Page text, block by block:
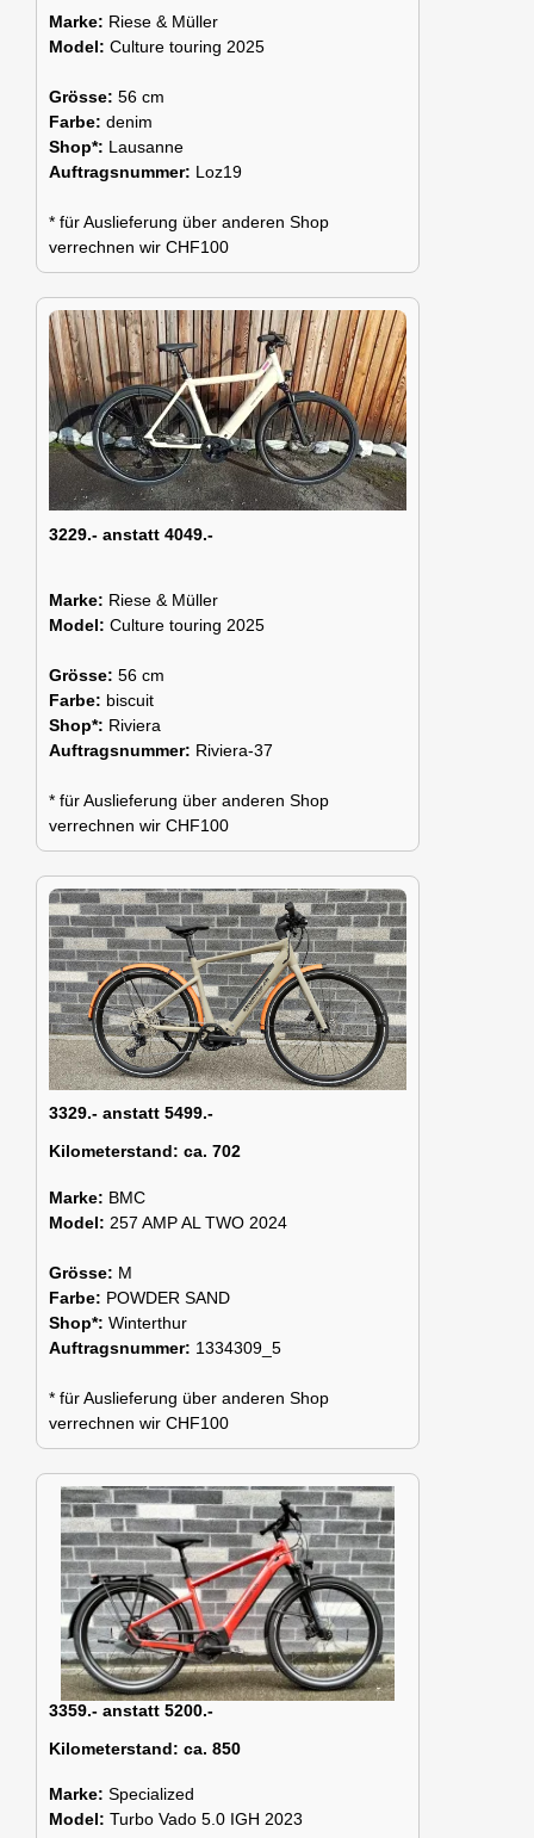
Marke: Riese & Müller
Model: Culture touring 2025
Grösse: 56 cm
Farbe: denim
Shop*: Lausanne
Auftragsnummer: Loz19
* für Auslieferung über anderen Shop
verrechnen wir CHF100
3229.- anstatt 4049.-
Marke: Riese & Müller
Model: Culture touring 2025
Grösse: 56 cm
Farbe: biscuit
Shop*: Riviera
Auftragsnummer: Riviera-37
* für Auslieferung über anderen Shop
verrechnen wir CHF100
3329.- anstatt 5499.-
Kilometerstand: ca. 702
Marke: BMC
Model: 257 AMP AL TWO 2024
Grösse: M
Farbe: POWDER SAND
Shop*: Winterthur
Auftragsnummer: 1334309_5
* für Auslieferung über anderen Shop
verrechnen wir CHF100
3359.- anstatt 5200.-
Kilometerstand: ca. 850
Marke: Specialized
Model: Turbo Vado 5.0 IGH 2023